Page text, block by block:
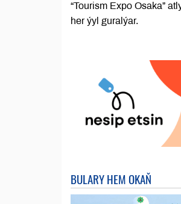
“Tourism Expo Osaka”
her ýyl guralýar.
BULARY HEM OKAŇ